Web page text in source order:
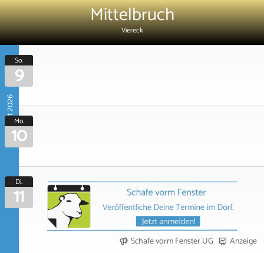
Mittelbruch
Viereck
August 2026
So.
9
Mo.
10
Di.
11
Schafe vorm Fenster UG Anzeige